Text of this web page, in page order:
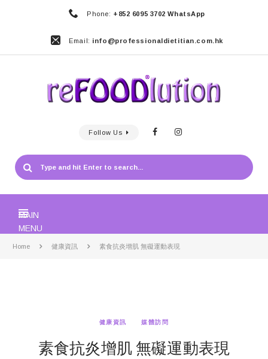
Phone: +852 6095 3702 WhatsApp
Email: info@professionaldietitian.com.hk
Follow Us
MAIN
MENU
Home 健康資訊 素食抗炎增肌 無礙運動表現
健康資訊 媒體訪問
素食抗炎增肌 無礙運動表現